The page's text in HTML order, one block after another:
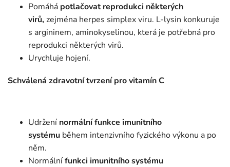
Pomáhá potlačovat reprodukci některých
virů,zejména herpes simplex viru. L-lysin konkuruje
s argininem, aminokyselinou, která je potřebná pro
reprodukci některých virů.
Urychluje hojení.
Schválená zdravotní tvrzení pro vitamín C
Udržení normální funkce imunitního
systému během intenzivního fyzického výkonu a po
něm.
Normálnífunkci imunitního systému